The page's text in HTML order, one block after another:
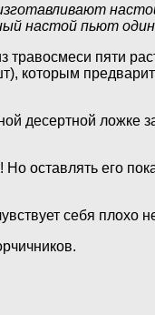
настой пьют один
травосмеси пяти
которым
десертной
оставлять его
себя плохо